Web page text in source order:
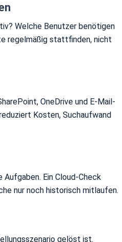
Welche Benutzer benötigen
regelmäßig stattfinden, nicht
OneDrive und E-Mail-
Kosten, Suchaufwand
Ein Cloud-Check
nur noch historisch mitlaufen.
gelöst ist.